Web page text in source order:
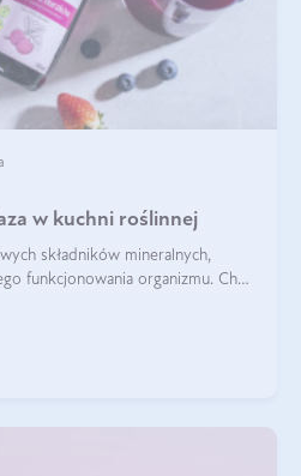
w kuchni roślinnej
składników mineralnych,
funkcjonowania organizmu. Choć